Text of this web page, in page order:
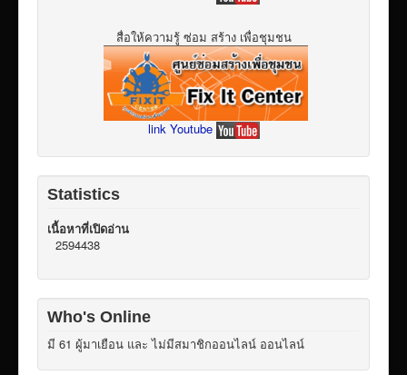
สื่อให้ความรู้ ซ่อม สร้าง เพื่อชุมชน
link Youtube
Statistics
เนื้อหาที่เปิดอ่าน
2594438
Who's Online
มี 61 ผู้มาเยือน และ ไม่มีสมาชิกออนไลน์ ออนไลน์